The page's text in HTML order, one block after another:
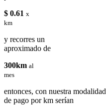
$ 0.61 x
km
y recorres un
aproximado de
300km al
mes
entonces, con nuestra modalidad
de pago por km serían